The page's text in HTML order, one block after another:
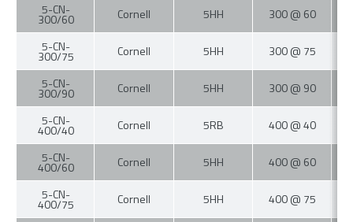
5-CN-
300/60 Cornell 5HH
300 @ 60
5-CN-
300/75 Cornell 5HH
300 @ 75
5-CN-
300/90 Cornell 5HH
300 @ 90
5-CN-
400/40 Cornell 5RB
400 @ 40
5-CN-
400/60 Cornell 5HH
400 @ 60
5-CN-
400/75 Cornell 5HH
400 @ 75